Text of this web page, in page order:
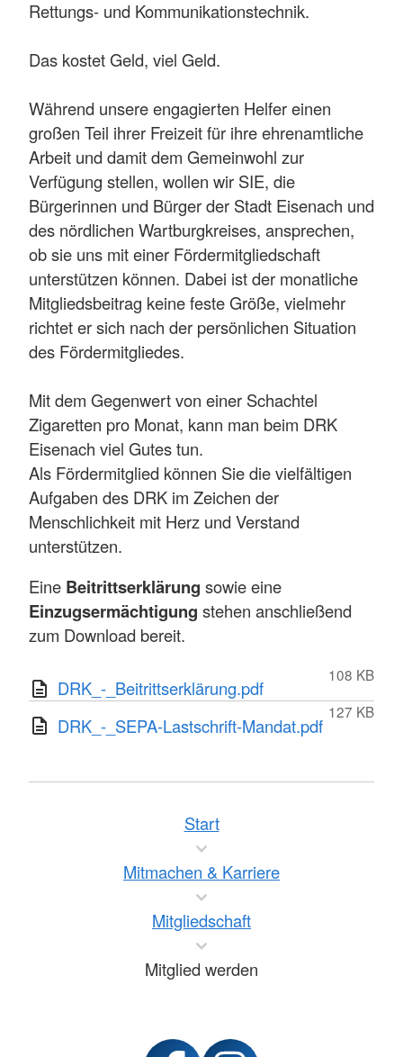
Rettungs- und Kommunikationstechnik.
Das kostet Geld, viel Geld.
Während unsere engagierten Helfer einen
großen Teil ihrer Freizeit für ihre ehrenamtliche
Arbeit und damit dem Gemeinwohl zur
Verfügung stellen, wollen wir SIE, die
Bürgerinnen und Bürger der Stadt Eisenach und
des nördlichen Wartburgkreises, ansprechen,
ob sie uns mit einer Fördermitgliedschaft
unterstützen können. Dabei ist der monatliche
Mitgliedsbeitrag keine feste Größe, vielmehr
richtet er sich nach der persönlichen Situation
des Fördermitgliedes.
Mit dem Gegenwert von einer Schachtel
Zigaretten pro Monat, kann man beim DRK
Eisenach viel Gutes tun.
Als Fördermitglied können Sie die vielfältigen
Aufgaben des DRK im Zeichen der
Menschlichkeit mit Herz und Verstand
unterstützen.
Eine Beitrittserklärung sowie eine
Einzugsermächtigung stehen anschließend
zum Download bereit.
DRK_-_Beitrittserklärung.pdf
108 KB
DRK_-_SEPA-Lastschrift-Mandat.pdf
127 KB
Start
Mitmachen & Karriere
Mitgliedschaft
Mitglied werden